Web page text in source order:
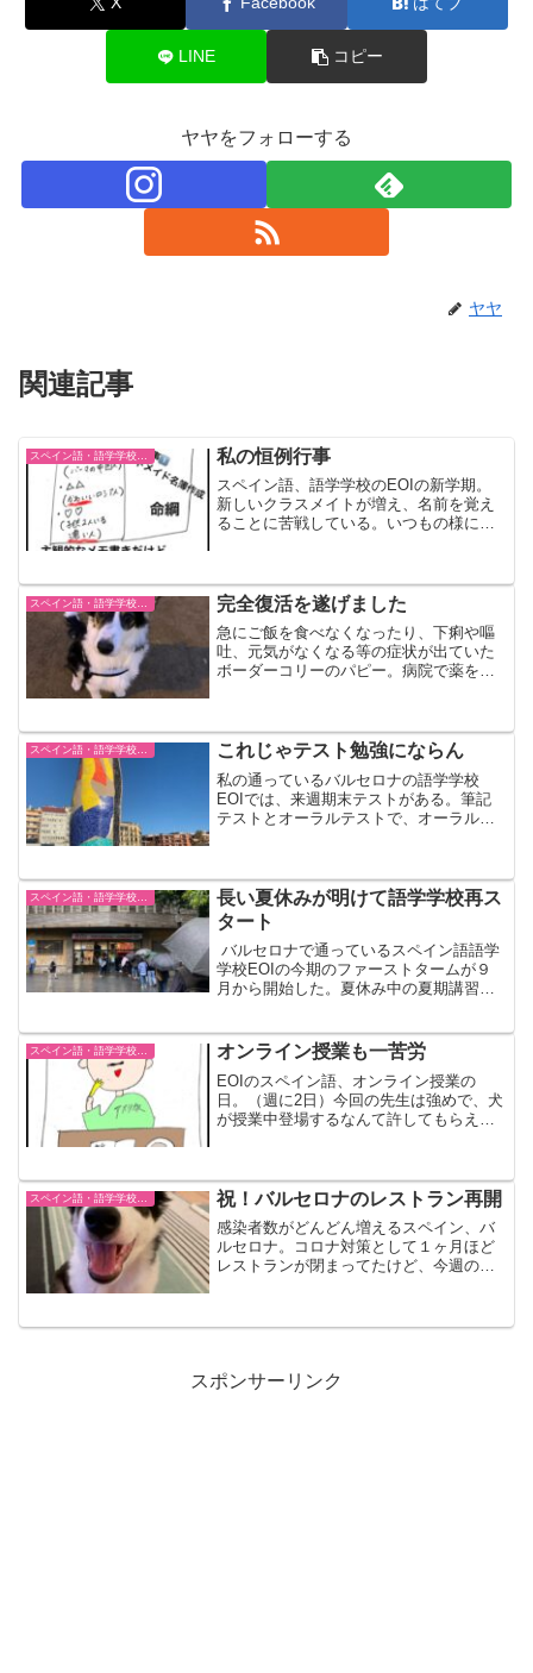
LINE コピー
ヤヤをフォローする
ヤヤ
関連記事
私の恒例行事
スペイン語、語学学校のEOIの新学期。
新しいクラスメイトが増え、名前を覚え
ることに苦戦している。いつもの様に、
ンツで、珍しく日本人女性もいた！お友
達になれます様に。そして恒例行事の可
愛い子探しもし、ロシア人のクラスメイ
トがターゲットに！？
完全復活を遂げました
急にご飯を食べなくなったり、下痢や嘔
吐、元気がなくなる等の症状が出ていた
ボーダーコリーのパピー。病院で薬をも
徐々に食欲も元どおりに！完治しまし
た。スペインの公立語学学校EOIをおす
すめした友人の評価はいかに？
スペイン語・語学学校EOI これじゃテスト勉強にならん
私の通っているバルセロナの語学学校
EOIでは、来週期末テストがある。筆記
テストとオーラルテストで、オーラルは
ど、オレオ（ボーダーコリー）を連れて
のスペイン語練習は全く進まず、残念な
結果に終わった。
長い夏休みが明けて語学学校再ス
タート
バルセロナで通っているスペイン語語学
学校EOIの今期のファーストタームが９
月から開始した。夏休み中の夏期講習を
の状況が改善してきてるから、今期から
はオンライン授業がなくなり、対面授業
のみでのスタイルに。スペイン語頑張ろ
う。。。
スペイン語・語学学校EOI オンライン授業も一苦労
EOIのスペイン語、オンライン授業の
日。（週に2日）今回の先生は強めで、犬
が授業中登場するなんて許してもらえな
での授業はいかほど？
スペイン語・語学学校EOI 祝！バルセロナのレストラン再開
感染者数がどんどん増えるスペイン、バ
ルセロナ。コロナ対策として１ヶ月ほど
レストランが閉まってたけど、今週の月
ンに主人とディナーへ。ここの店員さん
チテストがあった。
スポンサーリンク